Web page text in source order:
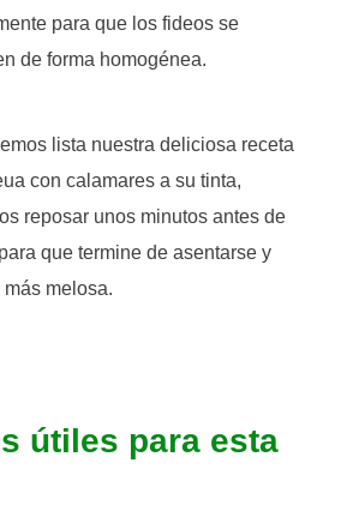
para que los fideos se
de forma homogénea.
lista nuestra deliciosa receta
con calamares a su tinta,
reposar unos minutos antes de
que termine de asentarse y
melosa.
útiles para esta